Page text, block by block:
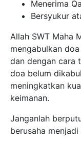
Menerima
Bersyukur
Allah SWT Maha
mengabulkan
dan dengan cara
doa belum
meningkatkan
keimanan.
Janganlah
berusaha